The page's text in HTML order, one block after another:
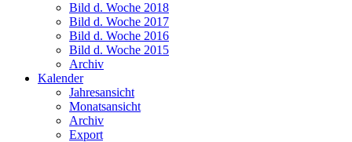
Bild d. Woche 2018
Bild d. Woche 2017
Bild d. Woche 2016
Bild d. Woche 2015
Archiv
Kalender
Jahresansicht
Monatsansicht
Archiv
Export